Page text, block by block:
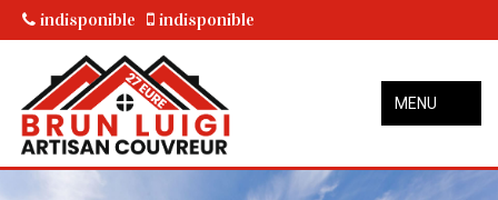
indisponible indisponible
MENU